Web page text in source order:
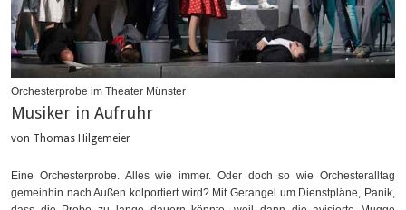
Orchesterprobe im Theater Münster
Musiker in Aufruhr
von Thomas Hilgemeier
Eine Orchesterprobe. Alles wie immer. Oder doch so wie Orchesteralltag
gemeinhin nach Außen kolportiert wird? Mit Gerangel um Dienstpläne, Panik,